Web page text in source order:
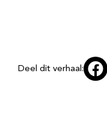
Deel dit verhaal: